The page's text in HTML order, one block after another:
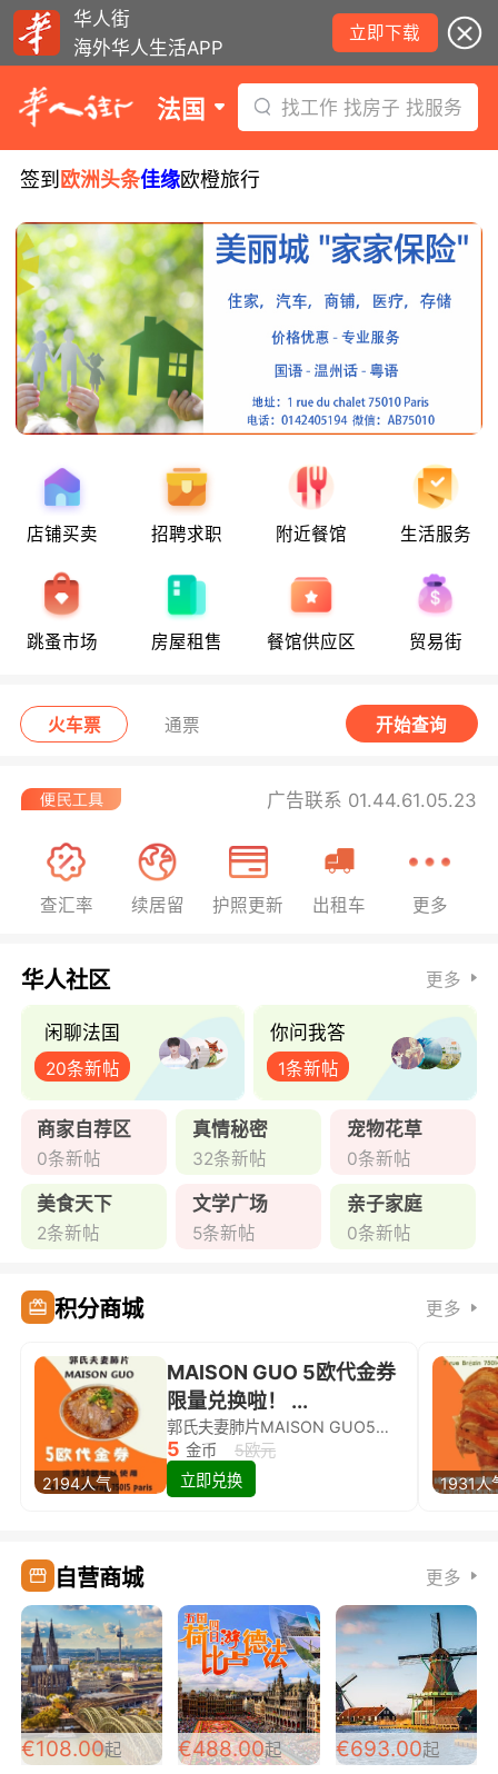
华人街
海外华人生活APP
立即下载
法国 找工作 找房子 找服务
签到 欧洲头条佳缘欧橙旅行
店铺买卖 招聘求职 附近餐馆 生活服务
跳蚤市场 房屋租售 餐馆供应区 贸易街
火车票 通票 开始查询
广告联系 01.44.61.05.23
查汇率 续居留 护照更新 出租车 更多
华人社区 更多
闲聊法国
20条新帖
你问我答
1条新帖
商家自荐区
0条新帖
真情秘密
32条新帖
宠物花草
0条新帖
美食天下
2条新帖
文学广场
5条新帖
亲子家庭
0条新帖
积分商城 更多
2194人气
MAISON GUO 5欧代金券
限量兑换啦！ ...
郭氏夫妻肺片MAISON GUO5欧代金券限量兑换啦！
5 金币
5欧元
立即兑换
1931人
自营商城 更多
€108.00起 €488.00起 €693.00起